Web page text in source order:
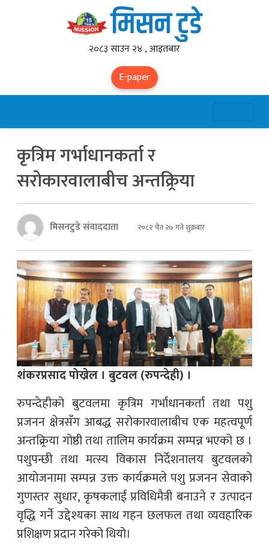
२०८३ साउन २४ , आइतबार
E-paper
कृत्रिम गर्भाधानकर्ता र
सरोकारवालाबीच अन्तक्र्रिया
मिसनटुडे संवाददाता २०८२ चैत २७ गते शुक्रबार
शंकरप्रसाद पोख्रेल । बुटवल (रुपन्देही) ।
रुपन्देहीको बुटवलमा कृत्रिम गर्भाधानकर्ता तथा पशु
प्रजनन क्षेत्रसँग आबद्ध सरोकारवालाबीच एक महत्वपूर्ण
अन्तक्र्रिया गोष्ठी तथा तालिम कार्यक्रम सम्पन्न भएको छ ।
पशुपन्छी तथा मत्स्य विकास निर्देशनालय बुटवलको
आयोजनामा सम्पन्न उक्त कार्यक्रमले पशु प्रजनन सेवाको
गुणस्तर सुधार, कृषकलाई प्रविधिमैत्री बनाउने र उत्पादन
वृद्धि गर्ने उद्देश्यका साथ गहन छलफल तथा व्यवहारिक
प्रशिक्षण प्रदान गरेको थियो।